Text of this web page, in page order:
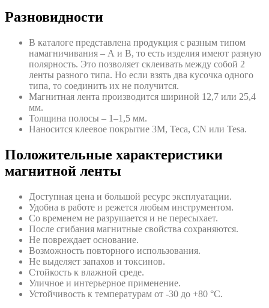
Разновидности
В каталоге представлена продукция с разным типом
намагничивания – А и В, то есть изделия имеют разную
полярность. Это позволяет склеивать между собой 2
ленты разного типа. Но если взять два кусочка одного
типа, то соединить их не получится.
Магнитная лента производится шириной 12,7 или 25,4
мм.
Толщина полосы – 1–1,5 мм.
Наносится клеевое покрытие 3М, Теса, CN или Tesa.
Положительные характеристики
магнитной ленты
Доступная цена и большой ресурс эксплуатации.
Удобна в работе и режется любым инструментом.
Со временем не разрушается и не пересыхает.
После сгибания магнитные свойства сохраняются.
Не повреждает основание.
Возможность повторного использования.
Не выделяет запахов и токсинов.
Стойкость к влажной среде.
Уличное и интерьерное применение.
Устойчивость к температурам от -30 до +80 °C.